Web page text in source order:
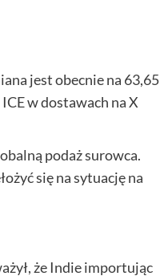
jest obecnie na 63,65
w dostawach na X
podaż surowca.
się na sytuację na
że Indie importując